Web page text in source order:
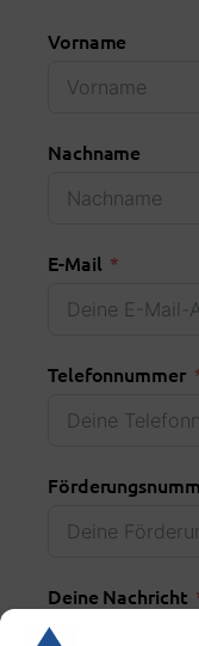
Vorname
Nachname
E-Mail
Telefonnummer
Deine Nachricht